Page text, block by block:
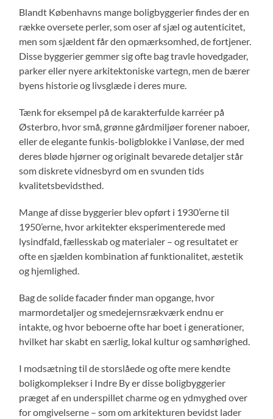
Blandt Københavns mange boligbyggerier findes der en
række oversete perler, som oser af sjæl og autenticitet,
men som sjældent får den opmærksomhed, de fortjener.
Disse byggerier gemmer sig ofte bag travle hovedgader,
parker eller nyere arkitektoniske vartegn, men de bærer
byens historie og livsglæde i deres mure.
Tænk for eksempel på de karakterfulde karréer på
Østerbro, hvor små, grønne gårdmiljøer forener naboer,
eller de elegante funkis-boligblokke i Vanløse, der med
deres bløde hjørner og originalt bevarede detaljer står
som diskrete vidnesbyrd om en svunden tids
kvalitetsbevidsthed.
Mange af disse byggerier blev opført i 1930’erne til
1950’erne, hvor arkitekter eksperimenterede med
lysindfald, fællesskab og materialer – og resultatet er
ofte en sjælden kombination af funktionalitet, æstetik
og hjemlighed.
Bag de solide facader finder man opgange, hvor
marmordetaljer og smedejernsrækværk endnu er
intakte, og hvor beboerne ofte har boet i generationer,
hvilket har skabt en særlig, lokal kultur og samhørighed.
I modsætning til de storslåede og ofte mere kendte
boligkomplekser i Indre By er disse boligbyggerier
præget af en underspillet charme og en ydmyghed over
for omgivelserne – som om arkitekturen bevidst lader